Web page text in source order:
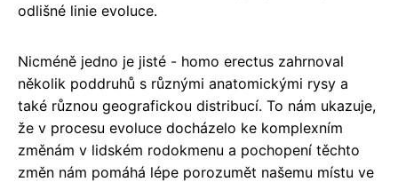
odlišné linie evoluce.
Nicméně jedno je jisté - homo erectus zahrnoval
několik poddruhů s různými anatomickými rysy a
také různou geografickou distribucí. To nám ukazuje,
že v procesu evoluce docházelo ke komplexním
změnám v lidském rodokmenu a pochopení těchto
změn nám pomáhá lépe porozumět našemu místu ve